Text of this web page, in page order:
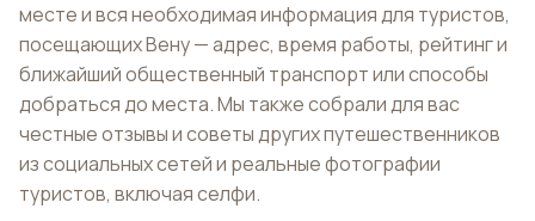
месте и вся необходимая информация для туристов,
посещающих Вену — адрес, время работы, рейтинг и
ближайший общественный транспорт или способы
добраться до места. Мы также собрали для вас
честные отзывы и советы других путешественников
из социальных сетей и реальные фотографии
туристов, включая селфи.